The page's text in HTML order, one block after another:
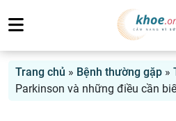
Trang chủ » Bệnh thường gặp »
Parkinson và những điều cần